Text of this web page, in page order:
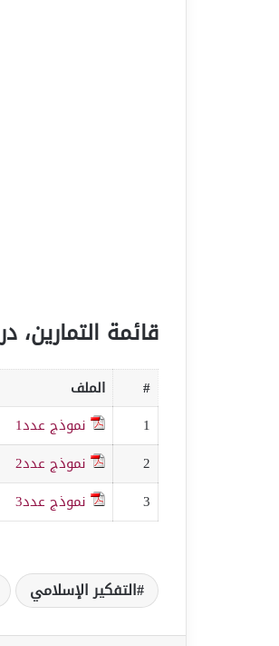
قائمة التمارين،
# الملف
1
نموذج عدد1
2
نموذج عدد2
3
نموذج عدد3
التفكير الإسلامي